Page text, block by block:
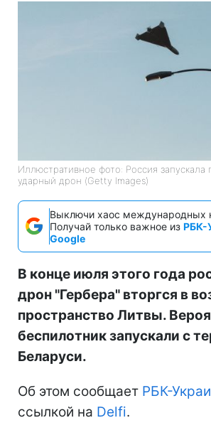
Иллюстративное фото: Россия запускала
ударный дрон (Getty Images)
Выключи хаос международных
Получай только важное из РБК-
Google
В конце июля этого года
дрон "Гербера" вторгся в
пространство Литвы.
беспилотник запускали с
Беларуси.
Об этом сообщает РБК-
ссылкой на Delfi.